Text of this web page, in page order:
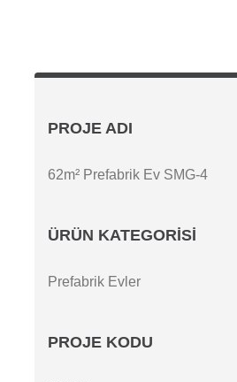
PROJE ADI
62m² Prefabrik Ev SMG-4
ÜRÜN KATEGORISI
Prefabrik Evler
PROJE KODU